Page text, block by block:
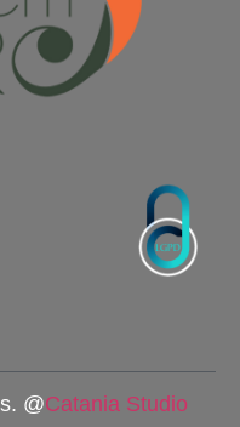
@Catania Studio